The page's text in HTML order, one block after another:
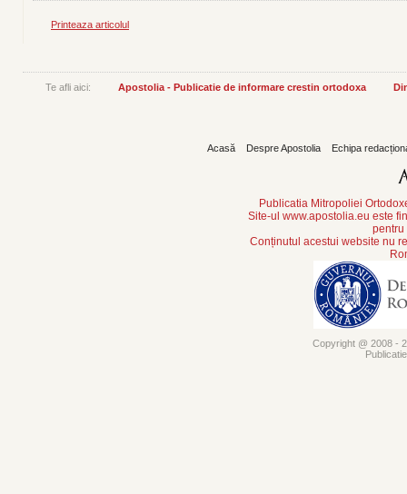
Printeaza articolul
Te afli aici: Apostolia - Publicatie de informare crestin ortodoxa
Acasă Despre Apostolia Echipa
Publicatia Mitropoliei
Site-ul www.apostolia.eu este
pentru
Conținutul acestui website nu
Copyright @ 2008 -